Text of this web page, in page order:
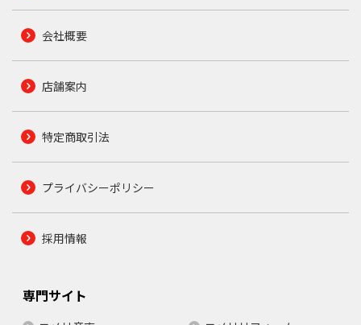
会社概要
店舗案内
特定商取引法
プライバシーポリシー
採用情報
専門サイト